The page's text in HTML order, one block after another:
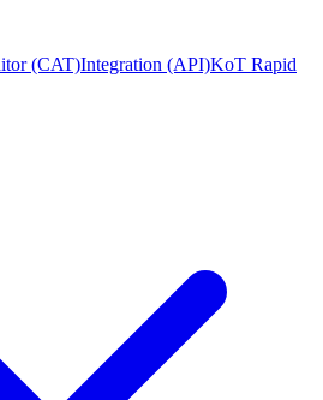
(CAT)Integration (API)KoT Rapid